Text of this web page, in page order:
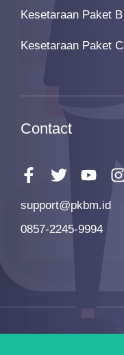
Kesetaraan Paket B
Kesetaraan Paket C
Contact
support@pkbm.id
0857-2245-9994